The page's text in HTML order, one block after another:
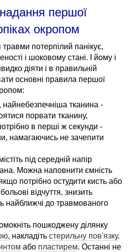
надання першої
окропом
потерпілий панікує,
і шоковому стані. І йому і
діяти і в правильній
основні правила першої
найнебезпечніша тканина -
порвати тканину,
в перші ж секунди -
намагаючись не зачепити
під середній напір
Можна наповнити ємність
потрібно остудити кисть або
відчуття, знизить
найближчі до травмованого
пошкоджену ділянку
, накладіть стерильну пов'язку.
або пластирем. Останні не